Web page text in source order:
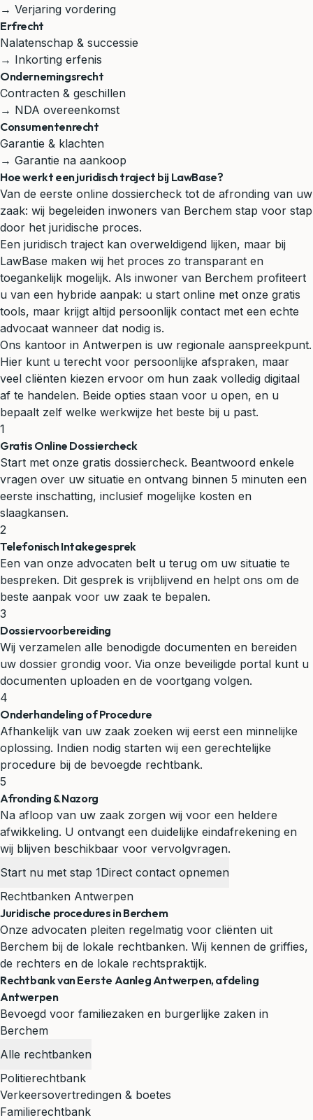
→ Verjaring vordering
Erfrecht
Nalatenschap & successie
→ Inkorting erfenis
Ondernemingsrecht
Contracten & geschillen
→ NDA overeenkomst
Consumentenrecht
Garantie & klachten
→ Garantie na aankoop
Hoe werkt een juridisch traject bij LawBase?
Van de eerste online dossiercheck tot de afronding van uw
zaak: wij begeleiden inwoners van Berchem stap voor stap
door het juridische proces.
Een juridisch traject kan overweldigend lijken, maar bij
LawBase maken wij het proces zo transparant en
toegankelijk mogelijk. Als inwoner van Berchem profiteert
u van een hybride aanpak: u start online met onze gratis
tools, maar krijgt altijd persoonlijk contact met een echte
advocaat wanneer dat nodig is.
Ons kantoor in Antwerpen is uw regionale aanspreekpunt.
Hier kunt u terecht voor persoonlijke afspraken, maar
veel cliënten kiezen ervoor om hun zaak volledig digitaal
af te handelen. Beide opties staan voor u open, en u
bepaalt zelf welke werkwijze het beste bij u past.
1
Gratis Online Dossiercheck
Start met onze gratis dossiercheck. Beantwoord enkele
vragen over uw situatie en ontvang binnen 5 minuten een
eerste inschatting, inclusief mogelijke kosten en
slaagkansen.
2
Telefonisch Intakegesprek
Een van onze advocaten belt u terug om uw situatie te
bespreken. Dit gesprek is vrijblijvend en helpt ons om de
beste aanpak voor uw zaak te bepalen.
3
Dossiervoorbereiding
Wij verzamelen alle benodigde documenten en bereiden
uw dossier grondig voor. Via onze beveiligde portal kunt u
documenten uploaden en de voortgang volgen.
4
Onderhandeling of Procedure
Afhankelijk van uw zaak zoeken wij eerst een minnelijke
oplossing. Indien nodig starten wij een gerechtelijke
procedure bij de bevoegde rechtbank.
5
Afronding & Nazorg
Na afloop van uw zaak zorgen wij voor een heldere
afwikkeling. U ontvangt een duidelijke eindafrekening en
wij blijven beschikbaar voor vervolgvragen.
Start nu met stap 1Direct contact opnemen
Rechtbanken Antwerpen
Juridische procedures in Berchem
Onze advocaten pleiten regelmatig voor cliënten uit
Berchem bij de lokale rechtbanken. Wij kennen de griffies,
de rechters en de lokale rechtspraktijk.
Rechtbank van Eerste Aanleg Antwerpen, afdeling
Antwerpen
Bevoegd voor familiezaken en burgerlijke zaken in
Berchem
Alle rechtbanken
Politierechtbank
Verkeersovertredingen & boetes
Familierechtbank